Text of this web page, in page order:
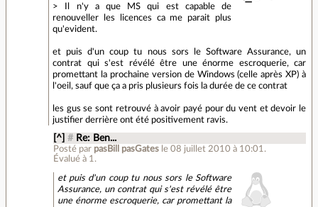
> Il n'y a que MS qui est capable de
renouveller les licences ca me parait plus
qu'evident.
et puis d'un coup tu nous sors le Software Assurance, un
contrat qui s'est révélé être une énorme escroquerie, car
promettant la prochaine version de Windows (celle après XP) à
l'oeil, sauf que ça a pris plusieurs fois la durée de ce contrat
les gus se sont retrouvé à avoir payé pour du vent et devoir le
justifier derrière ont été positivement ravis.
[^] # Re: Ben...
Posté par pasBill pasGates le 08 juillet 2010 à 10:01 .
Évalué à 1 .
et puis d'un coup tu nous sors le Software
Assurance, un contrat qui s'est révélé être
une énorme escroquerie, car promettant la